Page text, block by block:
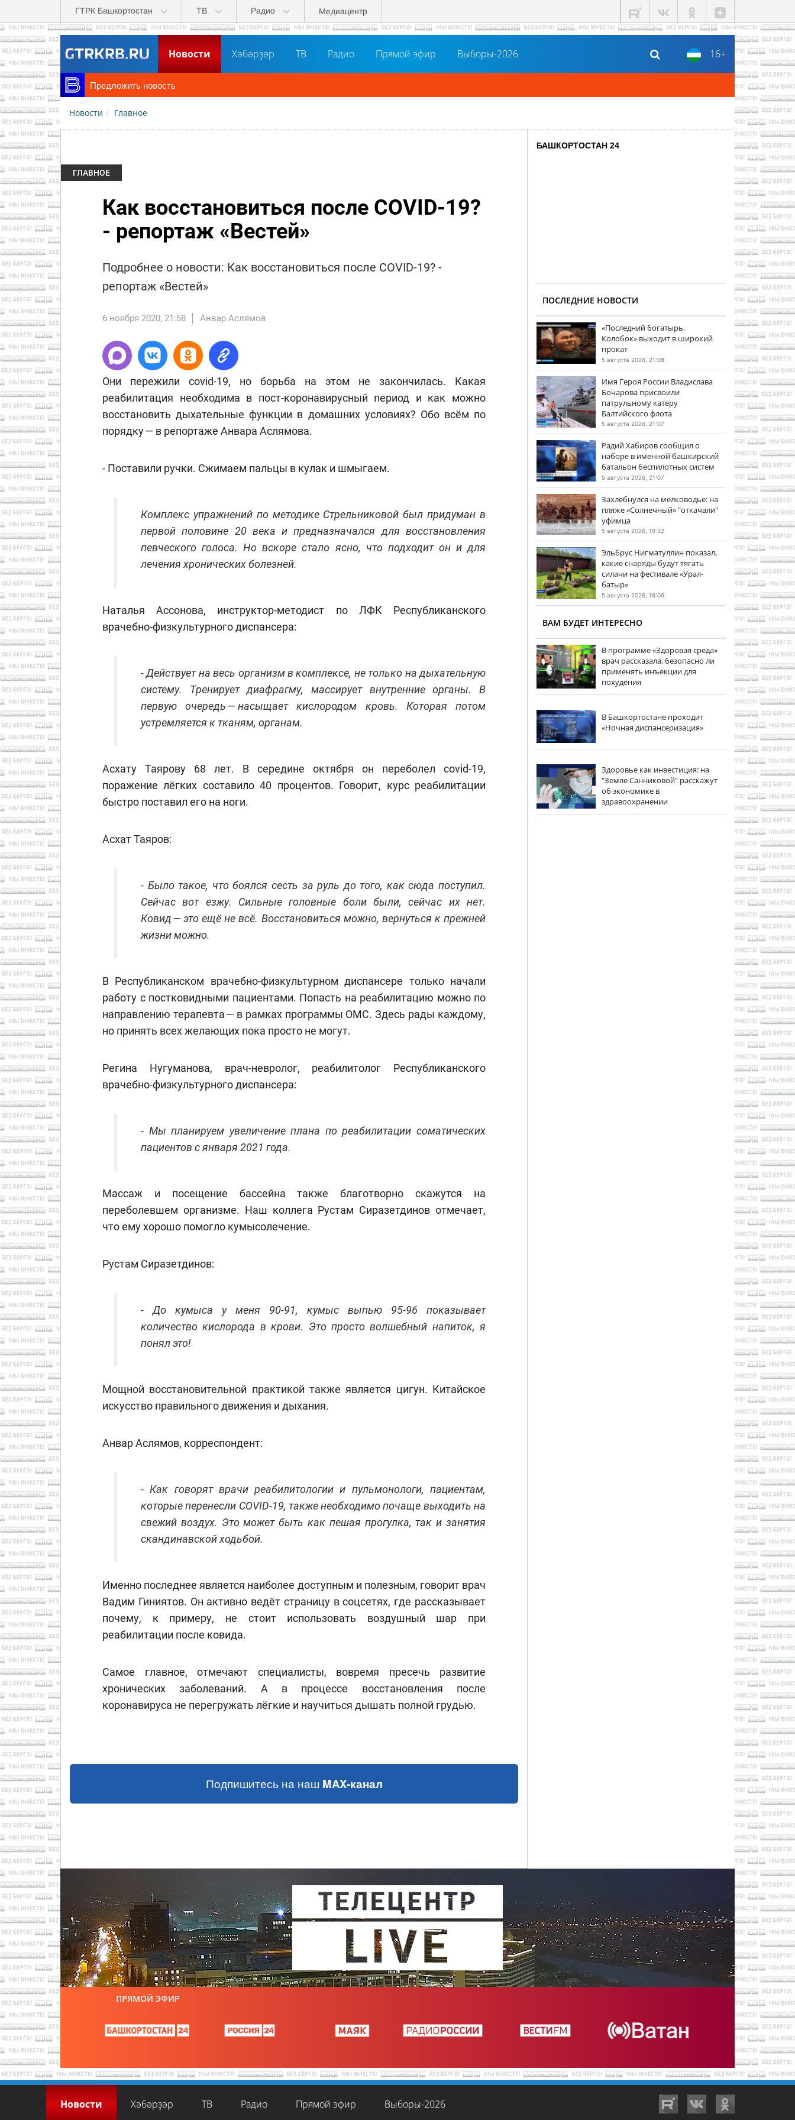
Перейти к основному содержанию
ГТРК Башкортостан ТВ Радио Медиацентр
16+
Новости Хәбәрҙәр ТВ Радио Прямой эфир Выборы-2026
Предложить новость
Новости Главное
ГЛАВНОЕ
Как восстановиться после COVID-19?
- репортаж «Вестей»
Подробнее о новости: Как восстановиться после COVID-19? -
репортаж «Вестей»
6 ноября 2020, 21:58 Анвар Аслямов
Они пережили covid-19, но борьба на этом не закончилась. Какая
реабилитация необходима в пост-коронавирусный период и как можно
восстановить дыхательные функции в домашних условиях? Обо всём по
порядку — в репортаже Анвара Аслямова.
- Поставили ручки. Сжимаем пальцы в кулак и шмыгаем.
Комплекс упражнений по методике Стрельниковой был придуман в
первой половине 20 века и предназначался для восстановления
певческого голоса. Но вскоре стало ясно, что подходит он и для
лечения хронических болезней.
Наталья Ассонова, инструктор-методист по ЛФК Республиканского
врачебно-физкультурного диспансера:
- Действует на весь организм в комплексе, не только на дыхательную
систему. Тренирует диафрагму, массирует внутренние органы. В
первую очередь — насыщает кислородом кровь. Которая потом
устремляется к тканям, органам.
Асхату Таярову 68 лет. В середине октября он переболел covid-19,
поражение лёгких составило 40 процентов. Говорит, курс реабилитации
быстро поставил его на ноги.
Асхат Таяров:
- Было такое, что боялся сесть за руль до того, как сюда поступил.
Сейчас вот езжу. Сильные головные боли были, сейчас их нет.
Ковид — это ещё не всё. Восстановиться можно, вернуться к прежней
жизни можно.
В Республиканском врачебно-физкультурном диспансере только начали
работу с постковидными пациентами. Попасть на реабилитацию можно по
направлению терапевта — в рамках программы ОМС. Здесь рады каждому,
но принять всех желающих пока просто не могут.
Регина Нугуманова, врач-невролог, реабилитолог Республиканского
врачебно-физкультурного диспансера:
- Мы планируем увеличение плана по реабилитации соматических
пациентов с января 2021 года.
Массаж и посещение бассейна также благотворно скажутся на
переболевшем организме. Наш коллега Рустам Сиразетдинов отмечает,
что ему хорошо помогло кумысолечение.
Рустам Сиразетдинов:
- До кумыса у меня 90-91, кумыс выпью 95-96 показывает
количество кислорода в крови. Это просто волшебный напиток, я
понял это!
Мощной восстановительной практикой также является цигун. Китайское
искусство правильного движения и дыхания.
Анвар Аслямов, корреспондент:
- Как говорят врачи реабилитологии и пульмонологи, пациентам,
которые перенесли COVID-19, также необходимо почаще выходить на
свежий воздух. Это может быть как пешая прогулка, так и занятия
скандинавской ходьбой.
Именно последнее является наиболее доступным и полезным, говорит врач
Вадим Гиниятов. Он активно ведёт страницу в соцсетях, где рассказывает
почему, к примеру, не стоит использовать воздушный шар при
реабилитации после ковида.
Самое главное, отмечают специалисты, вовремя пресечь развитие
хронических заболеваний. А в процессе восстановления после
коронавируса не перегружать лёгкие и научиться дышать полной грудью.
Подпишитесь на наш MAX-канал
БАШКОРТОСТАН 24
ПОСЛЕДНИЕ НОВОСТИ
«Последний богатырь.
Колобок» выходит в широкий
прокат
5 августа 2026, 21:08
Имя Героя России Владислава
Бочарова присвоили
патрульному катеру
Балтийского флота
5 августа 2026, 21:07
Радий Хабиров сообщил о
наборе в именной башкирский
батальон беспилотных систем
5 августа 2026, 21:07
Захлебнулся на мелководье: на
пляже «Солнечный» "откачали"
уфимца
5 августа 2026, 19:32
Эльбрус Нигматуллин показал,
какие снаряды будут тягать
силачи на фестивале «Урал-
батыр»
5 августа 2026, 18:06
ВАМ БУДЕТ ИНТЕРЕСНО
В программе «Здоровая среда»
врач рассказала, безопасно ли
применять инъекции для
похудения
В Башкортостане проходит
«Ночная диспансеризация»
Здоровье как инвестиция: на
"Земле Санниковой" расскажут
об экономике в
здравоохранении
ПРЯМОЙ ЭФИР
Новости Хәбәрҙәр ТВ Радио Прямой эфир Выборы-2026